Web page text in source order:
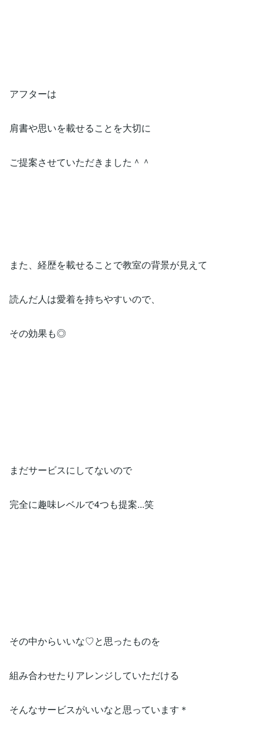
アフターは
肩書や思いを載せることを大切に
ご提案させていただきました＾＾
また、経歴を載せることで教室の背景が見えて
読んだ人は愛着を持ちやすいので、
その効果も◎
まだサービスにしてないので
完全に趣味レベルで4つも提案...笑
その中からいいな♡と思ったものを
組み合わせたりアレンジしていただける
そんなサービスがいいなと思っています＊